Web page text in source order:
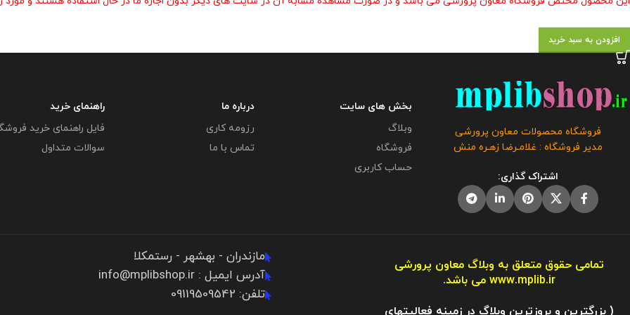
افزودن به سبد خرید
فروشگاه محصولات معاون پرورشی
مدیر فروشگاه : غلامـرضا زهـره منش
اشتراک گذاری:
بخش های سایت
وبلاگ
فروشگاه
حساب کاربری
درباره ما
رزومه کاری
تماس با ما
راهنمای خرید
فایل راهنمای خرید
سوالات متداول
تمامی حقوق متعلق به وبلاگ معاون پرورشی
www.mplib.ir می باشد.
( بزرگترین و بروزترین وبلاگ در زمینه فعالیتهای
مازندران - بهشهر - رستمکلا
آدرس ایمیل : info@mplibshop.ir
تلفن: 09119509542​